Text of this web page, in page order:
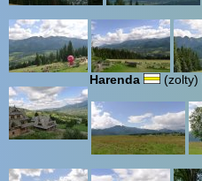
Harenda (zolty)